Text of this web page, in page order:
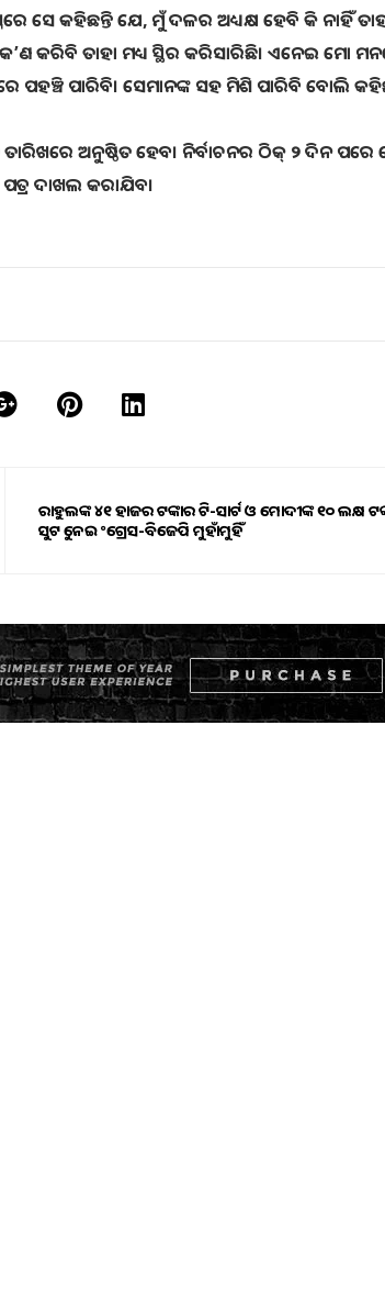
ସେ କହିଛନ୍ତି ଯେ, ମୁଁ ଦଳର ଅଧ୍ୟକ୍ଷ ହେବି କି ନାହିଁ
କରିବି ତାହା ମଧ୍ୟ ସ୍ଥିର କରିସାରିଛି। ଏନେଇ ମୋ
ପହଞ୍ଚି ପାରିବି। ସେମାନଙ୍କ ସହ ମିଶି ପାରିବି ବୋଲି
ତାରିଖରେ ଅନୁଷ୍ଠିତ ହେବ। ନିର୍ବାଚନର ଠିକ୍‌ ୨ ଦିନ ପରେ
ଦାଖଲ କରାଯିବ।
ରାହୁଲଙ୍କ ୪୧ ହାଜର ଟଙ୍କାର ଟି-ସାର୍ଟ ଓ ମୋଦୀଙ୍କ ୧୦ ଲକ୍ଷ
ସୁଟକୁ ନେଇ କଂଗ୍ରେସ-ବିଜେପି ମୁହାଁମୁହିଁ